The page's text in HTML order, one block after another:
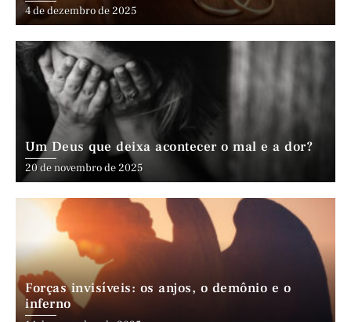
4 de dezembro de 2025
Um Deus que deixa acontecer o mal e a dor?
20 de novembro de 2025
Forças invisíveis: os anjos, o demônio e o
inferno